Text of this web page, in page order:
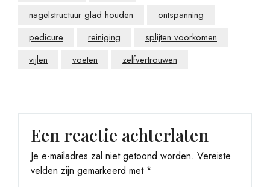
nagelstructuur glad houden
ontspanning
pedicure
reiniging
splijten voorkomen
vijlen
voeten zelfvertrouwen
Een reactie achterlaten
Je e-mailadres zal niet getoond worden. Vereiste
velden zijn gemarkeerd met *